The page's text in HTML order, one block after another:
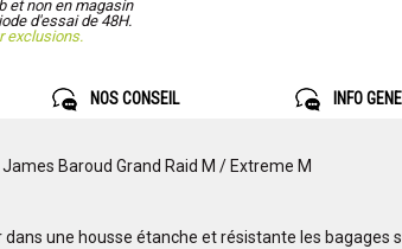
et non en magasin
d'essai de 48H.
exclusions.
NOS CONSEIL INFO
Baroud Grand Raid M / Extreme M
une housse étanche et résistante les bagages